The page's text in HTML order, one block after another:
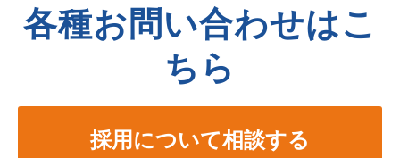
各種お問い合わせはこ
ちら
採用について相談する